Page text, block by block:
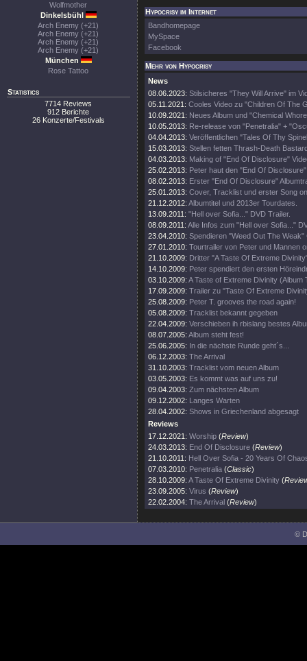
Wolfmother
Dinkelsbühl
Arch Enemy (+21)
Arch Enemy (+21)
Arch Enemy (+21)
Arch Enemy (+21)
München
Rose Tattoo
Statistics
7714 Reviews
912 Berichte
26 Konzerte/Festivals
Hypocrisy im Internet
Bandhomepage
MySpace
Facebook
Mehr von Hypocrisy
News
08.06.2023: Stilsicheres "They Will Arrive" im
05.11.2021: Cooles Video zu "Children Of The
10.09.2021: Neues Album und "Chemical
10.05.2013: Re-release von "Penetralia" +
04.04.2013: Veröffentlichen "Tales Of Thy
15.03.2013: Stellen fetten Thrash-Death
04.03.2013: Making of "End Of Disclosure"
25.02.2013: Peter haut den "End Of
08.02.2013: Erster "End Of Disclosure"
25.01.2013: Cover, Tracklist und erster Song
21.12.2012: Albumtitel und 2013er Tourdates.
13.09.2011: "Hell over Sofia..." DVD Trailer.
08.09.2011: Alle Infos zum "Hell over Sofia..."
23.04.2010: Spendieren "Weed Out The Weak"
27.01.2010: Tourtrailer von Peter und Mannen
21.10.2009: Dritter "A Taste Of Extreme
14.10.2009: Peter spendiert den ersten
03.10.2009: A Taste of Extreme Divinity (Album
17.09.2009: Trailer zu "Taste Of Extreme
25.08.2009: Peter T. grooves the road again!
05.08.2009: Tracklist bekannt gegeben
22.04.2009: Verschieben ih rbislang bestes
08.07.2005: Album steht fest!
25.06.2005: In die nächste Runde geht´s...
06.12.2003: The Arrival
31.10.2003: Tracklist vom neuen Album
03.05.2003: Es kommt was auf uns zu!
09.04.2003: Zum nächsten Album
09.12.2002: Langes Warten
28.04.2002: Shows in Griechenland abgesagt
Reviews
17.12.2021: Worship (Review)
24.03.2013: End Of Disclosure (Review)
21.10.2011: Hell Over Sofia - 20 Years Of
07.03.2010: Penetralia (Classic)
28.10.2009: A Taste Of Extreme Divinity (
23.09.2005: Virus (Review)
22.02.2004: The Arrival (Review)
©